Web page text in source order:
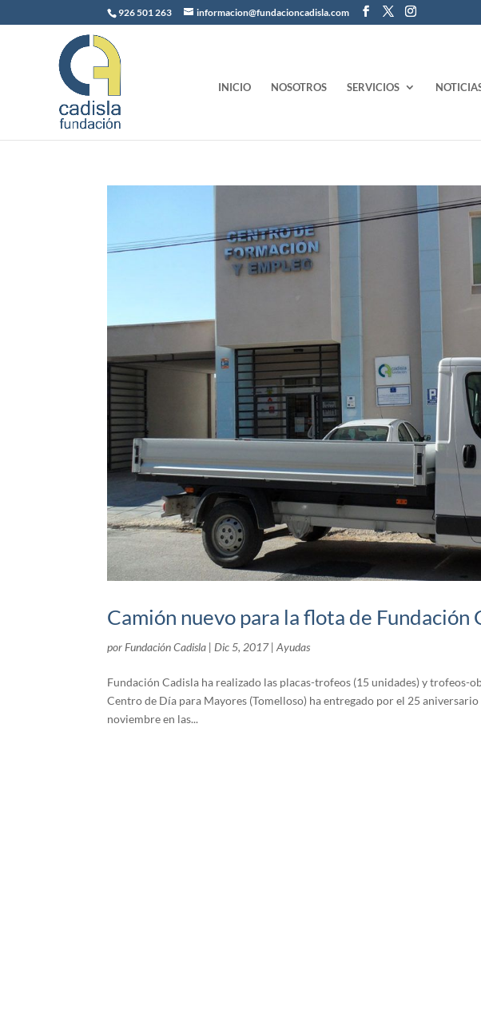
926 501 263 informacion@fundacioncadisla.com
INICIO NOSOTROS SERVICIOS
Camión nuevo para la flota de Fundación
por Fundación Cadisla | Dic 5, 2017|Ayudas
Fundación Cadisla ha realizado las placas-trofeos (15 unidades) y trofeos-
Centro de Día para Mayores (Tomelloso) ha entregado por el 25
noviembre en las...